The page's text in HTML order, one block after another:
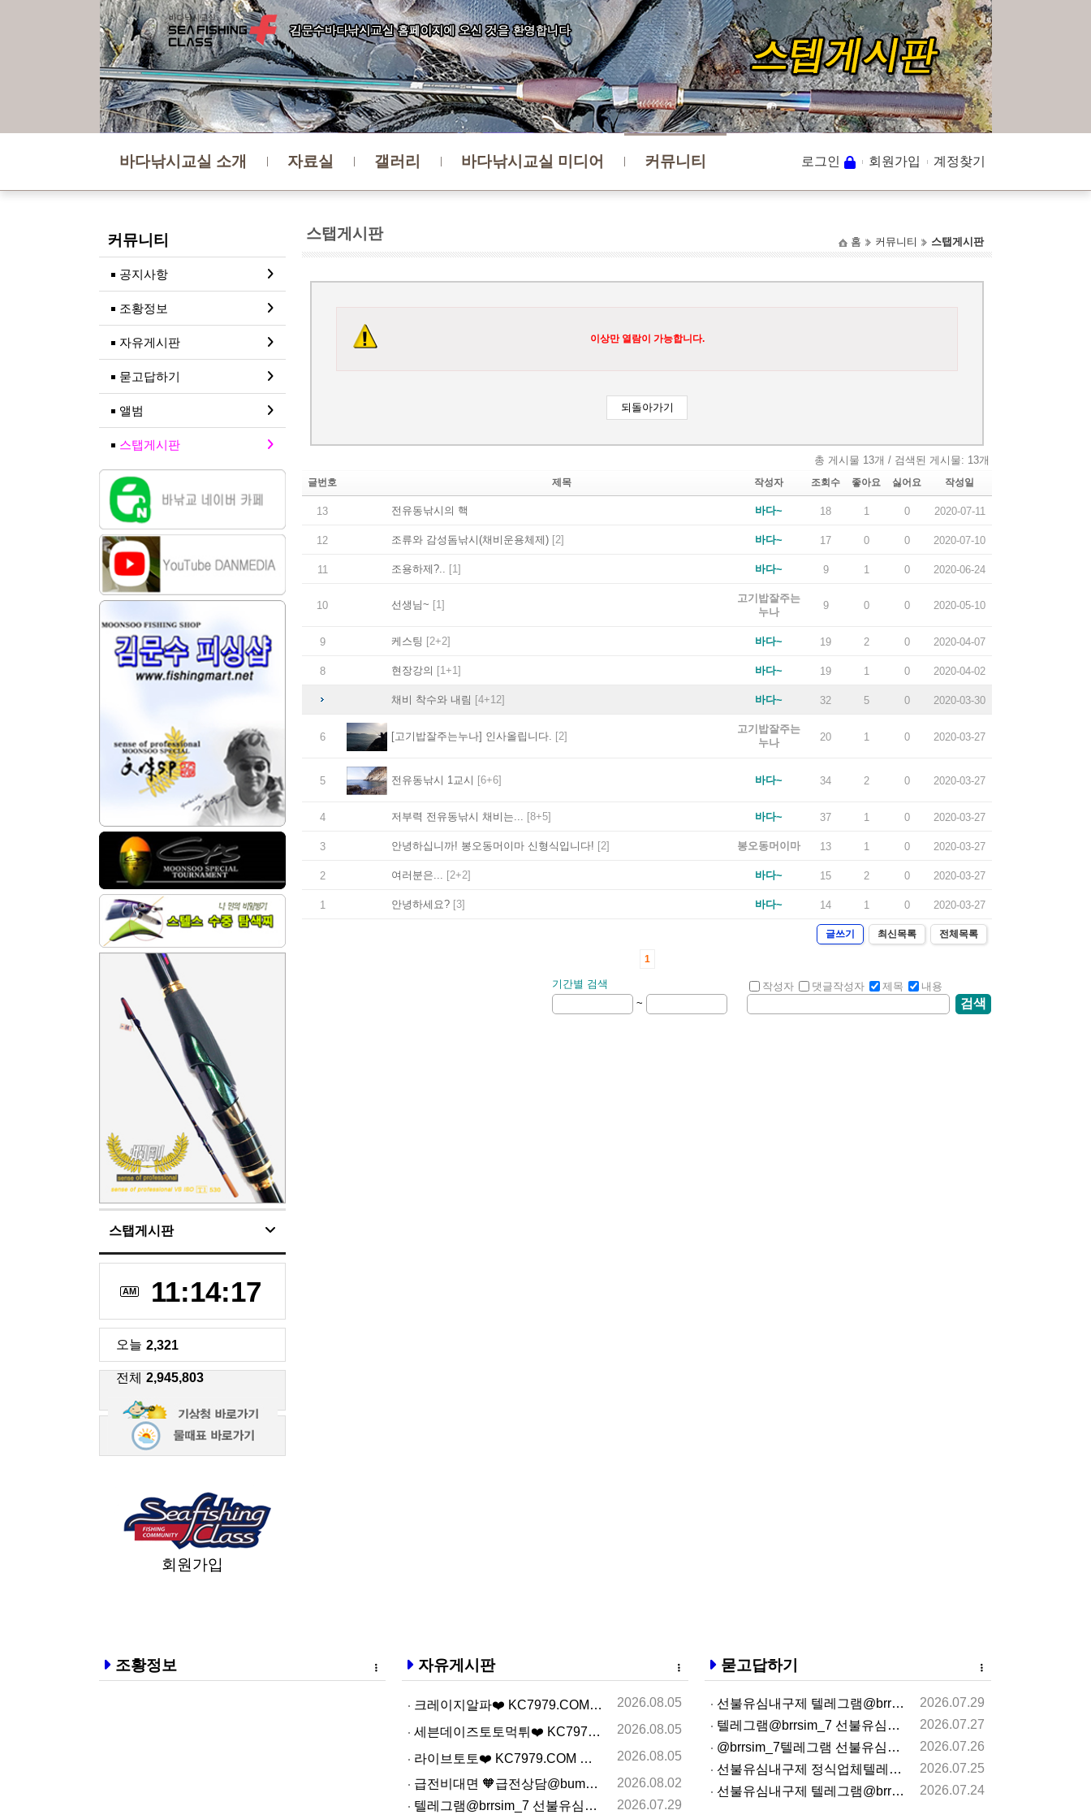
바다낚시교실 소개 자료실 갤러리 바다낚시교실 미디어 커뮤니티 로그인 회원가입 계정찾기
스탭게시판 홈 커뮤니티 스탭게시판
커뮤니티
공지사항
조황정보
자유게시판
묻고답하기
앨범
스탭게시판
스탭게시판
AM 11:14:17
오늘 2,321
전체 2,945,803
회원가입
이상만 열람이 가능합니다.
총 게시물 13개 / 검색된 게시물: 13개
글번호 제목 작성자 조회수 좋아요 싫어요 작성일
13 전유동낚시의 핵 바다~ 18 1 0 2020-07-11
12 조류와 감성돔낚시(채비운용체제) [2] 바다~ 17 0 0 2020-07-10
11 조용하제?.. [1] 바다~ 9 1 0 2020-06-24
10 선생님~ [1]
고기밥잘주는
누나
9 0 0 2020-05-10
9 케스팅 [2+2] 바다~ 19 2 0 2020-04-07
8 현장강의 [1+1] 바다~ 19 1 0 2020-04-02
채비 착수와 내림 [4+12] 바다~ 32 5 0 2020-03-30
6 [고기밥잘주는누나] 인사올립니다. [2]
고기밥잘주는
누나
20 1 0 2020-03-27
5 전유동낚시 1교시 [6+6] 바다~ 34 2 0 2020-03-27
4 저부력 전유동낚시 채비는... [8+5] 바다~ 37 1 0 2020-03-27
3 안녕하십니까! 봉오동머이마 신형식입니다! [2] 봉오동머이마 13 1 0 2020-03-27
2 여러분은... [2+2] 바다~ 15 2 0 2020-03-27
1 안녕하세요? [3] 바다~ 14 1 0 2020-03-27
글쓰기 최신목록 전체목록
1
기간별 검색
~
작성자 댓글작성자 제목 내용
검색
조황정보 자유게시판
크레이지알파❤️ KC7979.COM ❤️크레이지알파주소… 2026.08.05
세븐데이즈토­토먹­튀❤️ KC7979.COM ❤️슬­롯… 2026.08.05
라­이브토­토❤️ KC7979.COM ❤️온­라인카­지…
2026.08.05
급전비대면 🧡급전상담@bumbee2🧡 개인돈사고자 급전…
2026.08.02
텔레그램@brrsim_7 선불유심내구제 선불유심매입 뽀…
2026.07.29
묻고답하기
선불유심내구제 텔레그램@brrsim_7 선불유심매입 뽀…
2026.07.29
텔레그램@brrsim_7 선불유심내구제 선불유심매입 뽀…
2026.07.27
@brrsim_7텔레그램 선불유심내구제 급전 뽀로로통신…
2026.07.26
선불유심내구제 정식업체텔레그램@brrsim_7선불유심매…
2026.07.25
선불유심내구제 텔레그램@brrsim_7 선불유심매입 뽀…
2026.07.24